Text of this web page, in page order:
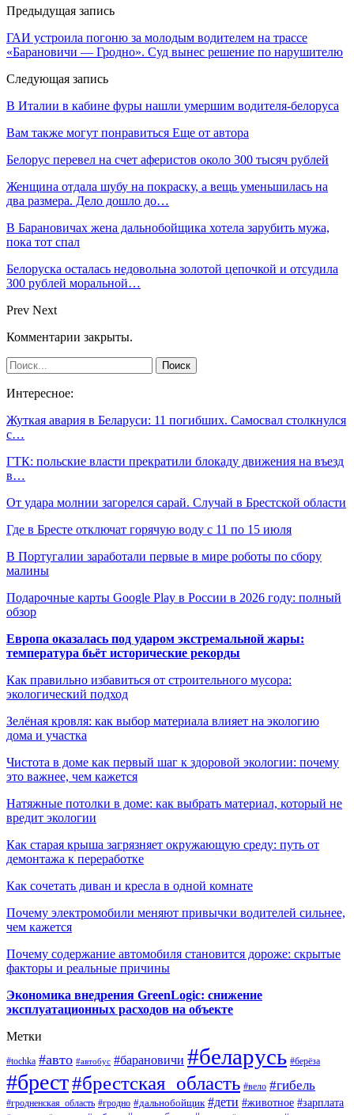
Предыдущая запись
ГАИ устроила погоню за молодым водителем на трассе
«Барановичи — Гродно». Суд вынес решение по нарушителю
Следующая запись
В Италии в кабине фуры нашли умершим водителя-белоруса
Вам также могут понравиться Еще от автора
Белорус перевел на счет аферистов около 300 тысяч рублей
Женщина отдала шубу на покраску, а вещь уменьшилась на
два размера. Дело дошло до…
В Барановичах жена дальнобойщика хотела зарубить мужа,
пока тот спал
Белоруска осталась недовольна золотой цепочкой и отсудила
300 рублей моральной…
Prev Next
Комментарии закрыты.
Интересное:
Жуткая авария в Беларуси: 11 погибших. Самосвал столкнулся
с…
ГТК: польские власти прекратили блокаду движения на въезд
в…
От удара молнии загорелся сарай. Случай в Брестской области
Где в Бресте отключат горячую воду с 11 по 15 июля
В Португалии заработали первые в мире роботы по сбору
малины
Подарочные карты Google Play в России в 2026 году: полный
обзор
Европа оказалась под ударом экстремальной жары:
температура бьёт исторические рекорды
Как правильно избавиться от строительного мусора:
экологический подход
Зелёная кровля: как выбор материала влияет на экологию
дома и участка
Чистота в доме как первый шаг к здоровой экологии: почему
это важнее, чем кажется
Натяжные потолки в доме: как выбрать материал, который не
вредит экологии
Как старая крыша загрязняет окружающую среду: путь от
демонтажа к переработке
Как сочетать диван и кресла в одной комнате
Почему электромобили меняют привычки водителей сильнее,
чем кажется
Почему содержание автомобиля становится дороже: скрытые
факторы и реальные причины
Экономика внедрения GreenLogic: снижение
эксплуатационных расходов на объекте
Метки
#tochka #авто #автобус #барановичи #беларусь #берёза
#брест#брестская_область #вело #гибель
#гродненская_область #гродно #дальнобойщик #дети #животное #зарплата